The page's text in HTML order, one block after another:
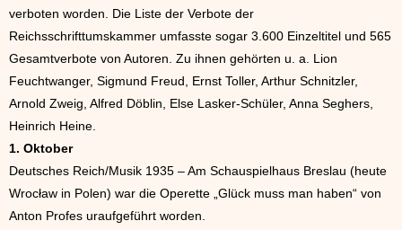
verboten worden. Die Liste der Verbote der
Reichsschrifttumskammer umfasste sogar 3.600 Einzeltitel und 565
Gesamtverbote von Autoren. Zu ihnen gehörten u. a. Lion
Feuchtwanger, Sigmund Freud, Ernst Toller, Arthur Schnitzler,
Arnold Zweig, Alfred Döblin, Else Lasker-Schüler, Anna Seghers,
Heinrich Heine.
1. Oktober
Deutsches Reich/Musik 1935 – Am Schauspielhaus Breslau (heute
Wrocław in Polen) war die Operette „Glück muss man haben“ von
Anton Profes uraufgeführt worden.